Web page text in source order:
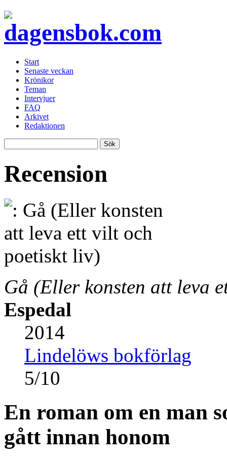
Start
Senaste veckan
Krönikor
Teman
Intervjuer
FAQ
Arkivet
Redaktionen
Recension
Gå (Eller konsten att leva
Espedal
2014
Lindelöws bokförlag
5/10
En roman om en man
gått innan honom